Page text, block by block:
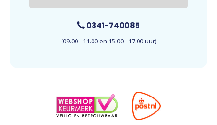
0341-740085
(09.00 - 11.00 en 15.00 - 17.00 uur)